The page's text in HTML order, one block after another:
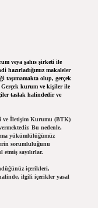
veya şahıs şirketi ile
hazırladığımız makaleler
taşımamakta olup, gerçek
Gerçek kurum ve kişiler ile
taslak halindedir ve
ve İletişim Kurumu (BTK)
Bu nedenle,
yükümlülüğümüz
sorumluluğunu
sayılırlar.
içerikleri,
ilgili içerikler yasal